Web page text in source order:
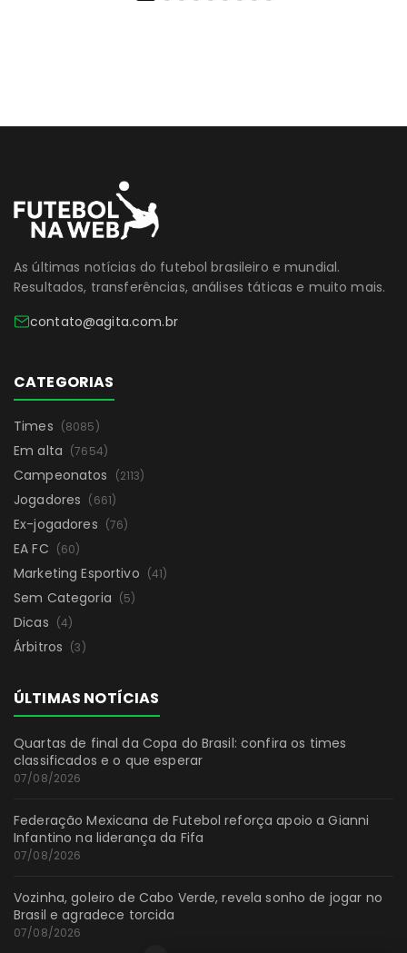
As últimas notícias do futebol brasileiro e mundial.
Resultados, transferências, análises táticas e muito mais.
contato@agita.com.br
CATEGORIAS
Times (8085)
Em alta (7654)
Campeonatos (2113)
Jogadores (661)
Ex-jogadores (76)
EA FC (60)
Marketing Esportivo (41)
Sem Categoria (5)
Dicas (4)
Árbitros (3)
ÚLTIMAS NOTÍCIAS
Quartas de final da Copa do Brasil: confira os times
classificados e o que esperar
07/08/2026
Federação Mexicana de Futebol reforça apoio a Gianni
Infantino na liderança da Fifa
07/08/2026
Vozinha, goleiro de Cabo Verde, revela sonho de jogar no
Brasil e agradece torcida
07/08/2026